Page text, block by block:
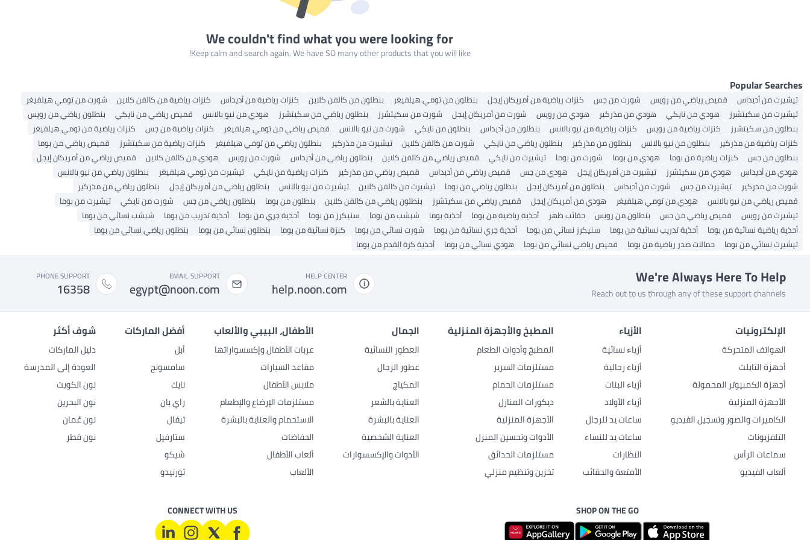
We couldn't find what you were looking for
Keep calm and search again. We have SO many other products that you will like!
Popular Searches
تيشيرت من أديداس قميص رياضي من رويس شورت من جس كنزات رياضية من أمريكان إيجل بنطلون من تومي هيلفيغر بنطلون من كالفن كلاين كنزات رياضية من أديداس كنزات رياضية من كالفن كلاين
شورت من تومي هيلفيغر
تيشيرت من سكيتشرز
هودي من نايكي هودي من مذركير هودي من رويس شورت من أمريكان إيجل شورت من سكيتشرز بنطلون رياضي من سكيتشرز هودي من نيو بالانس قميص رياضي من نايكي
بنطلون رياضي من رويس
بنطلون من سكيتشرز
كنزات رياضية من رويس كنزات رياضية من نيو بالانس بنطلون من أديداس بنطلون من نايكي شورت من نيو بالانس قميص رياضي من تومي هيلفيغر كنزات رياضية من جس
كنزات رياضية من تومي هيلفيغر
كنزات رياضية من مذركير
بنطلون من نيو بالانس بنطلون من مذركير بنطلون رياضي من نايكي شورت من كالفن كلاين تيشيرت من مذركير بنطلون رياضي من تومي هيلفيغر كنزات رياضية من سكيتشرز
قميص رياضي من بوما
بنطلون من جس
كنزات رياضية من بوما هودي من بوما شورت من بوما تيشيرت من نايكي قميص رياضي من كالفن كلاين بنطلون رياضي من أديداس شورت من رويس هودي من كالفن كلاين
قميص رياضي من أمريكان إيجل
هودي من أديداس
هودي من سكيتشرز تيشيرت من أمريكان إيجل هودي من جس قميص رياضي من أديداس قميص رياضي من مذركير كنزات رياضية من نايكي تيشيرت من تومي هيلفيغر
بنطلون رياضي من نيو بالانس
شورت من مذركير
تيشيرت من جس شورت من أديداس بنطلون من أمريكان إيجل بنطلون رياضي من بوما تيشيرت من كالفن كلاين تيشيرت من نيو بالانس بنطلون رياضي من أمريكان إيجل
بنطلون رياضي من مذركير
قميص رياضي من نيو بالانس
هودي من تومي هيلفيغر هودي من أمريكان إيجل قميص رياضي من سكيتشرز بنطلون رياضي من كالفن كلاين بنطلون من بوما بنطلون رياضي من جس شورت من نايكي
تيشيرت من بوما
تيشيرت من رويس
قميص رياضي من جس بنطلون من رويس حقائب ظهر أحذية رياضية من بوما أحذية بوما شبشب من بوما سنيكرز من بوما أحذية جري من بوما أحذية تدريب من بوما
شبشب نسائي من بوما
أحذية رياضية نسائية من بوما
أحذية تدريب نسائية من بوما سنيكرز نسائي من بوما أحذية جري نسائية من بوما شورت نسائي من بوما كنزة نسائية من بوما بنطلون نسائي من بوما
بنطلون رياضي نسائي من بوما
تيشيرت نسائي من بوما
حمالات صدر رياضية من بوما قميص رياضي نسائي من بوما هودي نسائي من بوما أحذية كرة القدم من بوما
We're Always Here To Help
Reach out to us through any of these support channels
HELP CENTER
help.noon.com
EMAIL SUPPORT
egypt@noon.com
PHONE SUPPORT
16358
الإلكترونيات
الهواتف المتحركة
أجهزة التابلت
أجهزة الكمبيوتر المحمولة
الأجهزة المنزلية
الكاميرات والصور وتسجيل الفيديو
التلفزيونات
سماعات الرأس
ألعاب الفيديو
الأزياء
أزياء نسائية
أزياء رجالية
أزياء البنات
أزياء الأولاد
ساعات يد للرجال
ساعات يد للنساء
النظارات
الأمتعة والحقائب
المطبخ والأجهزة المنزلية
المطبخ وأدوات الطعام
مستلزمات السرير
مستلزمات الحمام
ديكورات المنازل
الأجهزة المنزلية
الأدوات وتحسين المنزل
مستلزمات الحدائق
تخزين وتنظيم منزلي
الجمال
العطور النسائية
عطور الرجال
المكياج
العناية بالشعر
العناية بالبشرة
العناية الشخصية
الأدوات والإكسسوارات
الأطفال، البيبي والألعاب
عربات الأطفال وإكسسواراتها
مقاعد السيارات
ملابس الأطفال
مستلزمات الإرضاع والإطعام
الاستحمام والعناية بالبشرة
الحفاضات
ألعاب الأطفال
الألعاب
أفضل الماركات
أبل
سامسونج
نايك
راي بان
تيفال
ستارفيل
شيكو
تورنيدو
شوف أكثر
دليل الماركات
العودة إلى المدرسة
نون الكويت
نون البحرين
نون عُمان
نون قطر
SHOP ON THE GO
CONNECT WITH US